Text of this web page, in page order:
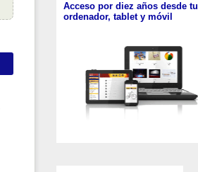
Acceso por diez años desde tu
ordenador, tablet y móvil